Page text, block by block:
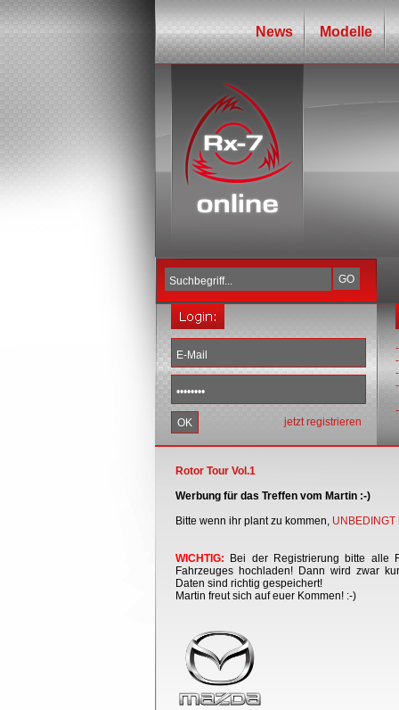
News Modelle
jetzt registrieren
Rotor Tour Vol.1
Werbung für das Treffen vom Martin :-)
Bitte wenn ihr plant zu kommen,
WICHTIG: Bei der Registrierung bitte alle
Fahrzeuges hochladen! Dann wird zwar
Daten sind richtig gespeichert!
Martin freut sich auf euer Kommen! :-)